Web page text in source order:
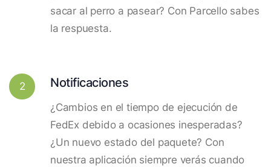
sacar al perro a pasear? Con Parcello sabes
la respuesta.
2 Notificaciones
¿Cambios en el tiempo de ejecución de
FedEx debido a ocasiones inesperadas?
¿Un nuevo estado del paquete? Con
nuestra aplicación siempre verás cuando